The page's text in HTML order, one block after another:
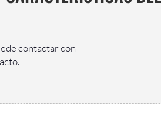
contactar con